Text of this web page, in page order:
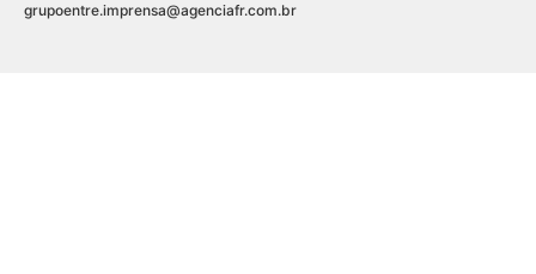
grupoentre.imprensa@agenciafr.com.br